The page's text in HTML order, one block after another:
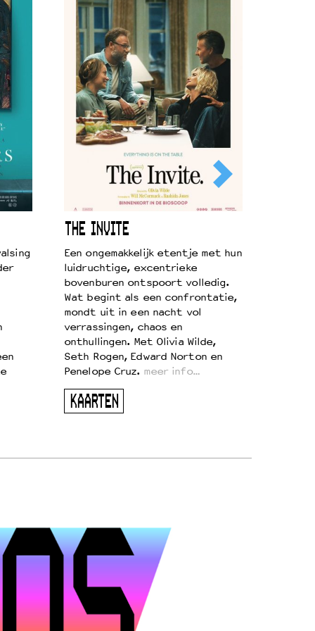
THE INVITE
Een ongemakkelijk etentje met hun
luidruchtige, excentrieke
bovenburen ontspoort volledig.
Wat begint als een confrontatie,
mondt uit in een nacht vol
verrassingen, chaos en
onthullingen. Met Olivia Wilde,
Seth Rogen, Edward Norton en
Penelope Cruz. meer info…
KAARTEN